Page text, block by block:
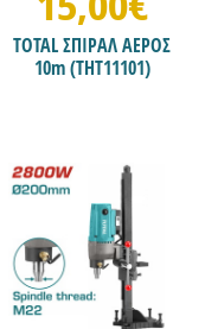
TOTAL ΣΠΙΡΑΛ ΑΕΡΟΣ
10m (THT11101)